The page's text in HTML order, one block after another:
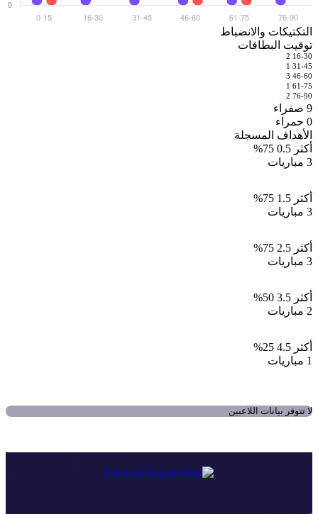
التكتيكات والانضباط
توقيت البطاقات
16-30
2
31-45
1
46-60
3
61-75
1
76-90
2
9 صفراء
0 حمراء
الأهداف المسجلة
أكثر 0.5
75%
3 مباريات
أكثر 1.5
75%
3 مباريات
أكثر 2.5
75%
3 مباريات
أكثر 3.5
50%
2 مباريات
أكثر 4.5
25%
1 مباريات
لا تتوفر بيانات اللاعبين